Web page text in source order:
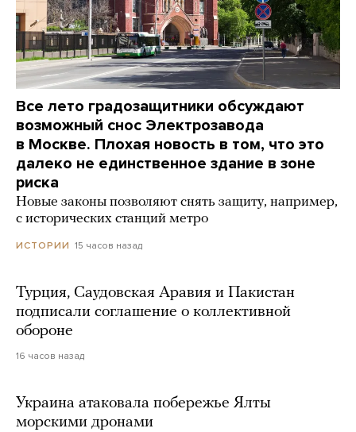
Все лето градозащитники обсуждают
возможный снос Электрозавода
в Москве. Плохая новость в том, что это
далеко не единственное здание в зоне
риска
Новые законы позволяют снять защиту, например,
с исторических станций метро
ИСТОРИИ 15 часов назад
Турция, Саудовская Аравия и Пакистан
подписали соглашение о коллективной
обороне
16 часов назад
Украина атаковала побережье Ялты
морскими дронами